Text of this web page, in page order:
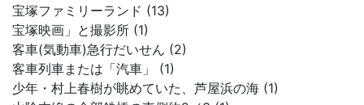
宝塚ファミリーランド (13)
宝塚映画」と撮影所 (1)
客車(気動車)急行だいせん (2)
客車列車または「汽車」 (1)
少年・村上春樹が眺めていた、芦屋浜の海 (1)